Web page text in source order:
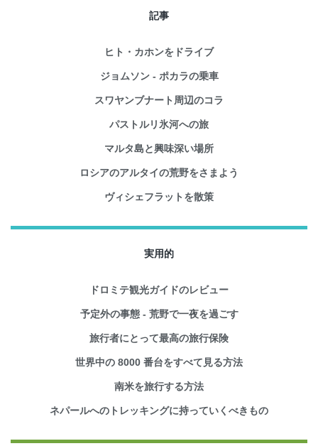
記事
ヒト・カホンをドライブ
ジョムソン - ポカラの乗車
スワヤンブナート周辺のコラ
パストルリ氷河への旅
マルタ島と興味深い場所
ロシアのアルタイの荒野をさまよう
ヴィシェフラットを散策
実用的
ドロミテ観光ガイドのレビュー
予定外の事態 - 荒野で一夜を過ごす
旅行者にとって最高の旅行保険
世界中の 8000 番台をすべて見る方法
南米を旅行する方法
ネパールへのトレッキングに持っていくべきもの